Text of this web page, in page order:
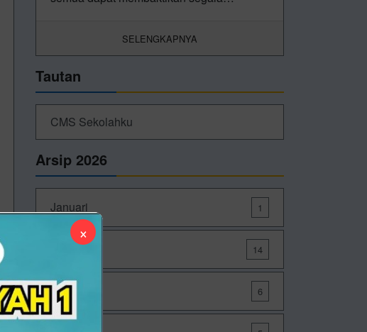
SELENGKAPNYA
Tautan
CMS Sekolahku
Arsip 2026
Januari 1
Maret 14
Mei 6
×